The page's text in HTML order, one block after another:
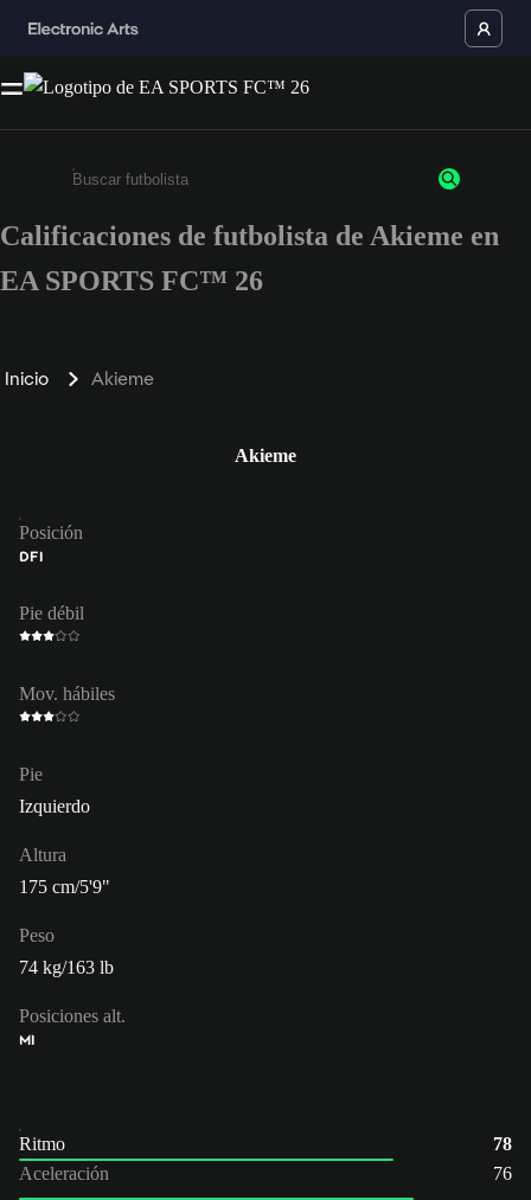
Ingresa un mínimo de 3 caracteres o números
Calificaciones de futbolista de Akieme en
EA SPORTS FC™ 26
Inicio Akieme
Akieme
Posición
DFI
Pie débil
Mov. hábiles
Pie
Izquierdo
Altura
175 cm/5'9"
Peso
74 kg/163 lb
Posiciones alt.
MI
Ritmo
78
Aceleración
76